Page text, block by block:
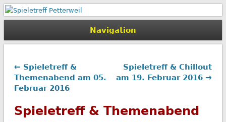
Spieletreff Petterweil
Navigation
← Spieletreff &
Themenabend am 05.
Februar 2016
Spieletreff & Chillout
am 19. Februar 2016 →
Spieletreff & Themenabend